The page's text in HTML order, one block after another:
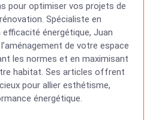
pour optimiser vos projets de
Spécialiste en
énergétique, Juan
de votre espace
les normes et en maximisant
habitat. Ses articles offrent
pour allier esthétisme,
énergétique.